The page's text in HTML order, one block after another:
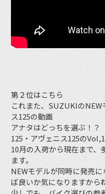
第２位はこちら
これまた、SUZUKIのNEW
ス125の動画
アナタはどっちを選ぶ！
125・アヴェニス125のVol,1
10月の入荷から現在まで、
ます。
NEWモデルが同時に発売
ば良いか気になりますから